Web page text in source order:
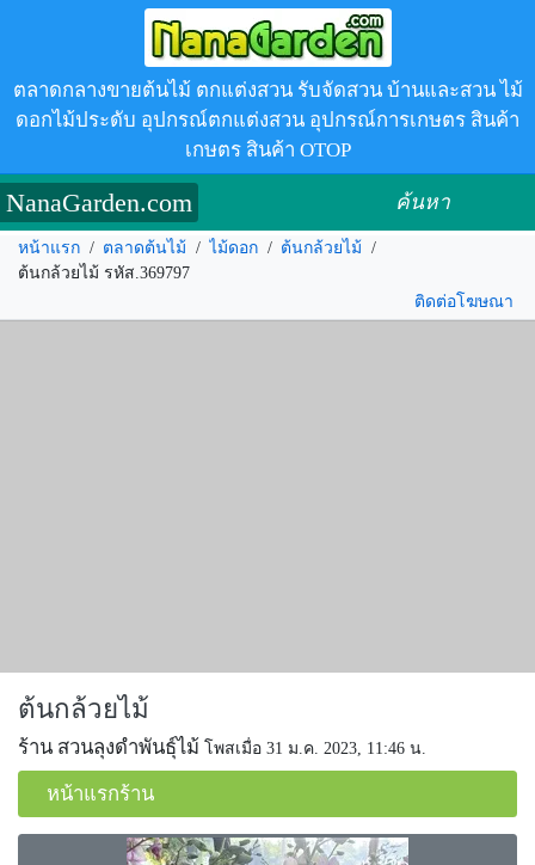
ตลาดกลางขายต้นไม้ ตกแต่งสวน รับจัดสวน บ้านและสวน ไม้
ดอกไม้ประดับ อุปกรณ์ตกแต่งสวน อุปกรณ์การเกษตร สินค้า
เกษตร สินค้า OTOP
NanaGarden.com ค้นหา
หน้าแรก / ตลาดต้นไม้ / ไม้ดอก / ต้นกล้วยไม้ /
ต้นกล้วยไม้ รหัส.369797
ติดต่อโฆษณา
ต้นกล้วยไม้
ร้าน สวนลุงดำพันธุ์ไม้ โพสเมื่อ 31 ม.ค. 2023, 11:46 น.
หน้าแรกร้าน